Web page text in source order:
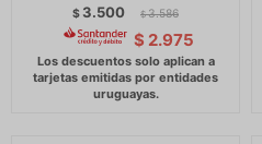
$ 3.500 $ 3.586
$ 2.975